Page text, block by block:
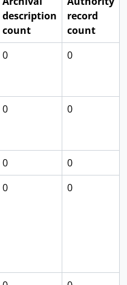
description
count
record
count
0 0
0 0
0
0
0 0